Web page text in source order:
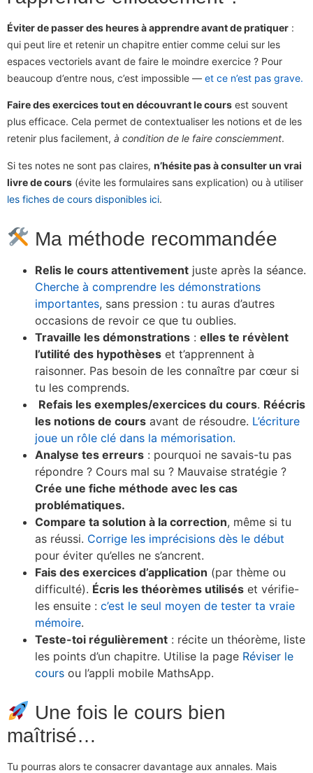
Éviter de passer des heures à apprendre avant de pratiquer :
qui peut lire et retenir un chapitre entier comme celui sur les
espaces vectoriels avant de faire le moindre exercice ? Pour
beaucoup d’entre nous, c’est impossible — et ce n’est pas grave.
Faire des exercices tout en découvrant le cours est souvent
plus efficace. Cela permet de contextualiser les notions et de les
retenir plus facilement, à condition de le faire consciemment.
Si tes notes ne sont pas claires, n’hésite pas à consulter un vrai
livre de cours (évite les formulaires sans explication) ou à utiliser
les fiches de cours disponibles ici.
Ma méthode recommandée
Relis le cours attentivement juste après la séance.
Cherche à comprendre les démonstrations
importantes, sans pression : tu auras d’autres
occasions de revoir ce que tu oublies.
Travaille les démonstrations : elles te révèlent
l’utilité des hypothèses et t’apprennent à
raisonner. Pas besoin de les connaître par cœur si
tu les comprends.
Refais les exemples/exercices du cours. Réécris
les notions de cours avant de résoudre. L’écriture
joue un rôle clé dans la mémorisation.
Analyse tes erreurs : pourquoi ne savais-tu pas
répondre ? Cours mal su ? Mauvaise stratégie ?
Crée une fiche méthode avec les cas
problématiques.
Compare ta solution à la correction, même si tu
as réussi. Corrige les imprécisions dès le début
pour éviter qu’elles ne s’ancrent.
Fais des exercices d’application (par thème ou
difficulté). Écris les théorèmes utilisés et vérifie-
les ensuite : c’est le seul moyen de tester ta vraie
mémoire.
Teste-toi régulièrement : récite un théorème, liste
les points d’un chapitre. Utilise la page Réviser le
cours ou l’appli mobile MathsApp.
Une fois le cours bien
maîtrisé…
Tu pourras alors te consacrer davantage aux annales. Mais